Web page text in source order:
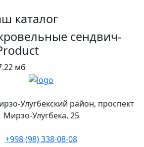
каталог
сендвич-
мб
Улугбекский район, проспект
Мирзо-Улугбека, 25
+998 (98) 338-08-08